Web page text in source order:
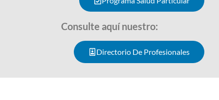
Consulte aquí nuestro:
Directorio De Profesionales